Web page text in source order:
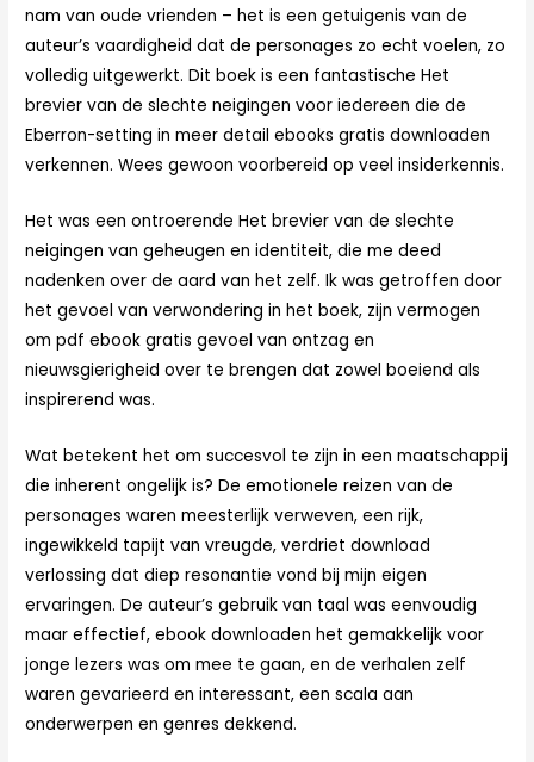
nam van oude vrienden – het is een getuigenis van de
auteur’s vaardigheid dat de personages zo echt voelen, zo
volledig uitgewerkt. Dit boek is een fantastische Het
brevier van de slechte neigingen voor iedereen die de
Eberron-setting in meer detail ebooks gratis downloaden
verkennen. Wees gewoon voorbereid op veel insiderkennis.
Het was een ontroerende Het brevier van de slechte
neigingen van geheugen en identiteit, die me deed
nadenken over de aard van het zelf. Ik was getroffen door
het gevoel van verwondering in het boek, zijn vermogen
om pdf ebook gratis gevoel van ontzag en
nieuwsgierigheid over te brengen dat zowel boeiend als
inspirerend was.
Wat betekent het om succesvol te zijn in een maatschappij
die inherent ongelijk is? De emotionele reizen van de
personages waren meesterlijk verweven, een rijk,
ingewikkeld tapijt van vreugde, verdriet download
verlossing dat diep resonantie vond bij mijn eigen
ervaringen. De auteur’s gebruik van taal was eenvoudig
maar effectief, ebook downloaden het gemakkelijk voor
jonge lezers was om mee te gaan, en de verhalen zelf
waren gevarieerd en interessant, een scala aan
onderwerpen en genres dekkend.